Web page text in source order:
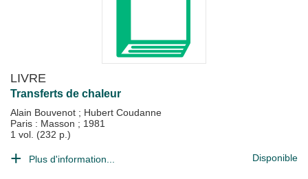
LIVRE
Transferts de chaleur
Alain Bouvenot ; Hubert Coudanne
Paris : Masson ; 1981
1 vol. (232 p.)
Plus d'information... Disponible